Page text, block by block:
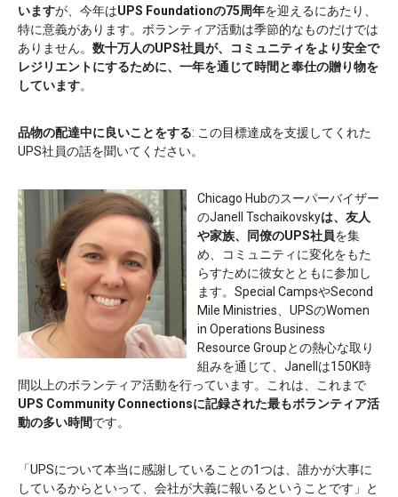
いますが、今年はUPS Foundationの75周年を迎えるにあたり、
特に意義があります。ボランティア活動は季節的なものだけでは
ありません。 数十万人のUPS社員が、コミュニティをより安全で
レジリエントにするために、一年を通じて時間と奉仕の贈り物を
しています。
品物の配達中に良いことをする: この目標達成を支援してくれた
UPS社員の話を聞いてください。
Chicago Hubのスーパーバイザー
のJanell Tschaikovskyは、友人
や家族、同僚のUPS社員を集
め、コミュニティに変化をもた
らすために彼女とともに参加し
ます。Special CampsやSecond
Mile Ministries、UPSのWomen
in Operations Business
Resource Groupとの熱心な取り
組みを通じて、Janellは150K時
間以上のボランティア活動を行っています。これは、これまで
UPS Community Connectionsに記録された最もボランティア活
動の多い時間です。
「UPSについて本当に感謝していることの1つは、誰かが大事に
しているからといって、会社が大義に報いるということです」と